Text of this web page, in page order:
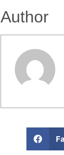
Author